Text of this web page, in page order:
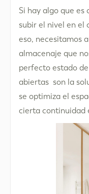
Si hay algo que
subir el nivel en el
eso, necesitamos
almacenaje que
perfecto estado
abiertas son la
se optimiza el
cierta continuidad